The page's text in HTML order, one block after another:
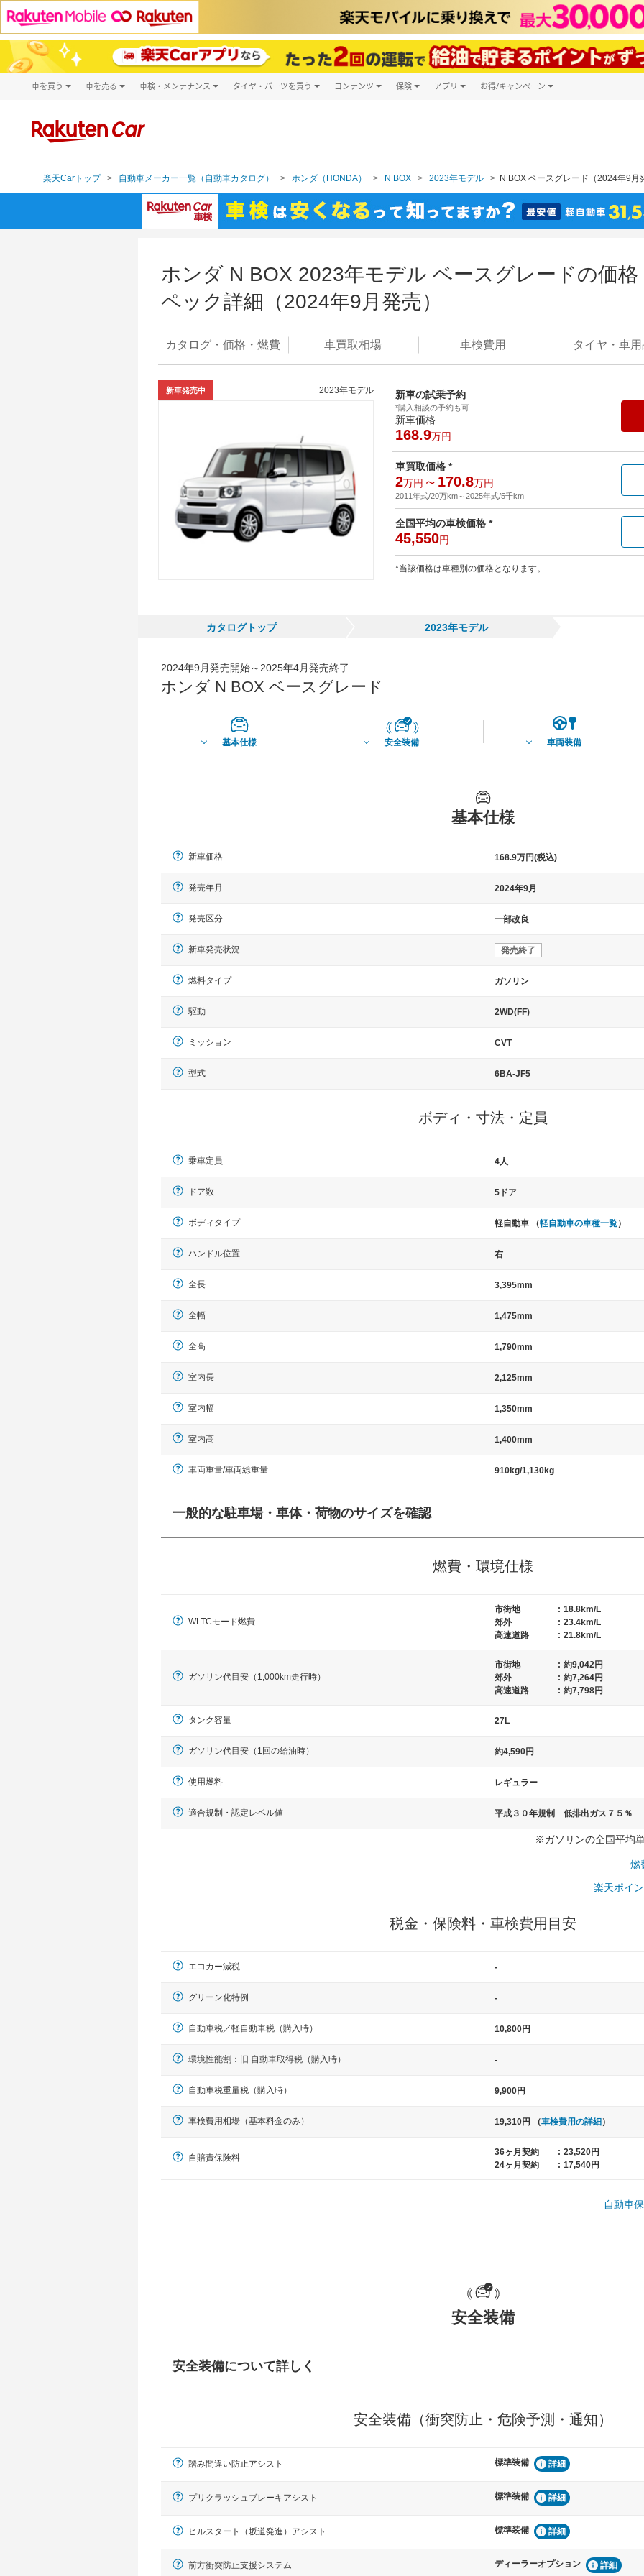
車を買う
新車
車を売る 車検・メンテナンス タイヤ・パーツを買う コンテンツ 保険 アプリ お得/キャンペーン
楽天Carトップ 自動車メーカー一覧（自動車カタログ） ホンダ（HONDA） N BOX 2023年モデル N BOX ベースグレード（2024年9月
ホンダ N BOX 2023年モデル ベースグレードの価格
ペック詳細（2024年9月発売）
カタログ・価格・燃費 車買取相場 車検費用 タイヤ・ 車用
新車発売中 2023年モデル 新車の試乗予約
*購入相談の予約も可
新車価格
168.9万円
車買取価格 *
2万円 ～ 170.8万円
2011年式/20万km～2025年式/5千km
全国平均の車検価格 *
45,550円
*当該価格は車種別の価格となります。
カタログトップ 2023年モデル
2024年9月発売開始～2025年4月発売終了
ホンダ N BOX ベースグレード
基本仕様 安全装備 車両装備
基本仕様
新車価格 168.9万円(税込)
発売年月 2024年9月
発売区分 一部改良
新車発売状況 発売終了
燃料タイプ ガソリン
駆動 2WD(FF)
ミッション CVT
型式 6BA-JF5
ボディ・寸法・定員
乗車定員 4人
ドア数 5ドア
ボディタイプ 軽自動車 （軽自動車の車種一覧）
ハンドル位置 右
全長 3,395mm
全幅 1,475mm
全高 1,790mm
室内長 2,125mm
室内幅 1,350mm
室内高 1,400mm
車両重量/車両総重量 910kg/1,130kg
一般的な駐車場・車体・荷物のサイズを確認
幅 5,000mmというサイズが標準値（最低値）とされる事が多いようです。
一般的な車体のサイズの目安
軽自動車
ハイエース
燃費・環境仕様
WLTCモード燃費
市街地 : 18.8km/L
郊外
: 23.4km/L
高速道路
: 21.8km/L
ガソリン代目安（1,000km走行時）
市街地 : 約9,042円
郊外
: 約7,264円
高速道路
: 約7,798円
タンク容量 27L
ガソリン代目安（1回の給油時） 約4,590円
使用燃料 レギュラー
適合規制・認定レベル値 平成３０年規制 低排出ガス７５％
※ガソリンの全国平均
燃
楽天ポイ
税金・保険料・車検費用目安
エコカー減税 -
グリーン化特例 -
自動車税／軽自動車税（購入時） 10,800円
環境性能割：旧 自動車取得税（購入時） -
自動車税重量税（購入時） 9,900円
車検費用相場（基本料金のみ） 19,310円 （車検費用の詳細 ）
自賠責保険料
36ヶ月契約 : 23,520円
24ヶ月契約
: 17,540円
自動車
安全装備
安全装備について詳しく
前走車や歩行者との衝突を回避するプリクラッシュブレ
ーキアシスト、ABSなどが装備されています。
見えにくい場所に潜む
テムなどが装備されて
車線逸脱防止
プアシストなどが装備されています
車間距離制御
ブ・クルーズ・コント
運転・駐車支援
グ・アシストやサイドブラインドモニターなどが装備さ
衝撃軽減
るSRSエアバッグシス
安全装備（衝突防止・危険予測・通知）
踏み間違い防止アシスト 標準装備 詳細
プリクラッシュブレーキアシスト 標準装備 詳細
ヒルスタート（坂道発進）アシスト 標準装備 詳細
前方衝突防止支援システム ディーラーオプション 詳細